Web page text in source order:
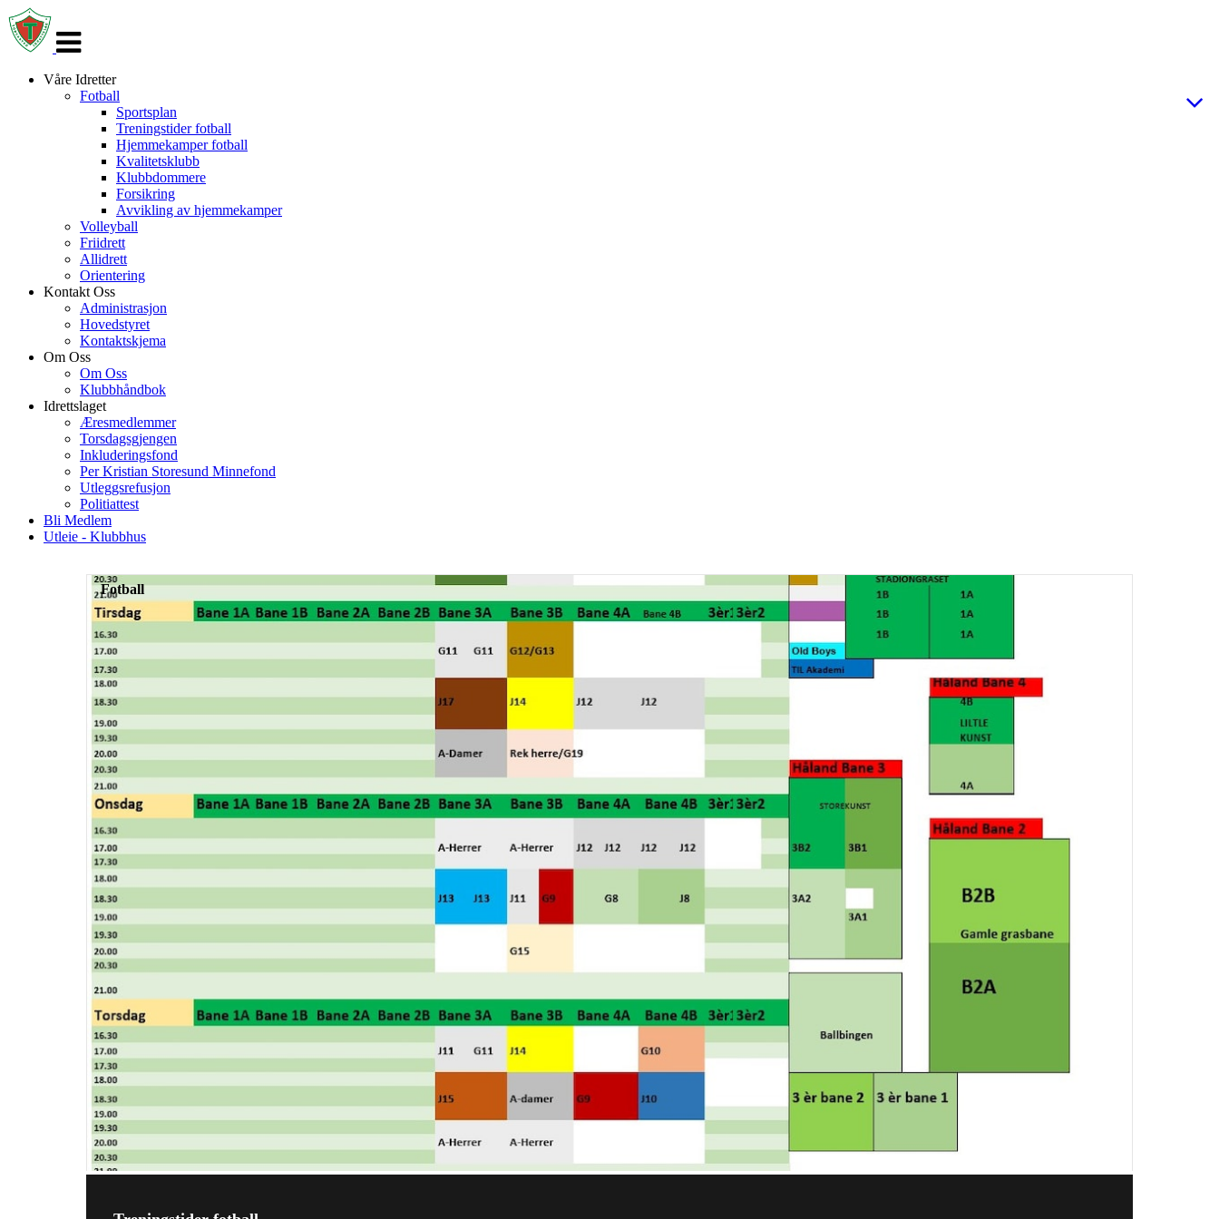
navigasjon
Våre Idretter
Fotball
Sportsplan
Treningstider fotball
Hjemmekamper fotball
Kvalitetsklubb
Klubbdommere
Forsikring
Avvikling av hjemmekamper
Volleyball
Friidrett
Allidrett
Orientering
Kontakt Oss
Administrasjon
Hovedstyret
Kontaktskjema
Om Oss
Om Oss
Klubbhåndbok
Idrettslaget
Æresmedlemmer
Torsdagsgjengen
Inkluderingsfond
Per Kristian Storesund Minnefond
Utleggsrefusjon
Politiattest
Bli Medlem
Utleie - Klubbhus
Fotball